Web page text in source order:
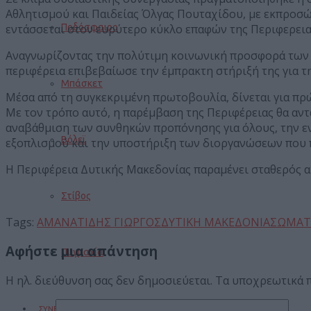
Ποδόσφαιρο
Μπάσκετ
Βόλεϊ
Στίβος
Πυγμαχία
ΣΥΝΕΝΤΕΥΞΕΙΣ
Αθλητισμού και Παιδείας Όλγας Πουταχίδου, με
εντάσσεται στον ευρύτερο κύκλο επαφών της
Αναγνωρίζοντας την πολύτιμη κοινωνική προσφορά
περιφέρεια επιβεβαίωσε την έμπρακτη στήριξή της για
Μέσα από τη συγκεκριμένη πρωτοβουλία, δίνεται για
Με τον τρόπο αυτό, η παρέμβαση της Περιφέρειας θα
αναβάθμιση των συνθηκών προπόνησης για όλους, την
εξοπλισμού και την υποστήριξη των διοργανώσεων που
Η Περιφέρεια Δυτικής Μακεδονίας παραμένει σταθερός
Tags: ΑΜΑΝΑΤΙΔΗΣ ΓΙΩΡΓΟΣΔΥΤΙΚΗ ΜΑΚΕΔΟΝΙΑ
Αφήστε μια απάντηση
Η ηλ. διεύθυνση σας δεν δημοσιεύεται. Τα υποχρεωτικά